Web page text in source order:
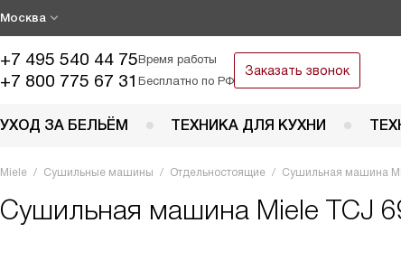
Москва
+7 495 540 44 75Время работы
+7 800 775 67 31 Бесплатно по РФ
Заказать звонок
УХОД ЗА БЕЛЬЁМ ТЕХНИКА ДЛЯ КУХНИ
Miele Сушильные машины Отдельностоящие Сушильная машина
Сушильная машина Miele TCJ